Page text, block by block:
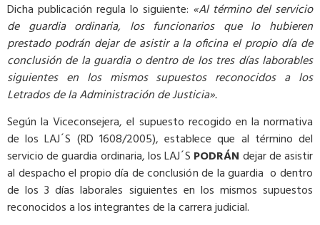
Dicha publicación regula lo siguiente: «Al término del servicio
de guardia ordinaria, los funcionarios que lo hubieren
prestado podrán dejar de asistir a la oficina el propio día de
conclusión de la guardia o dentro de los tres días laborables
siguientes en los mismos supuestos reconocidos a los
Letrados de la Administración de Justicia».
Según la Viceconsejera, el supuesto recogido en la normativa
de los LAJ´S (RD 1608/2005), establece que al término del
servicio de guardia ordinaria, los LAJ´S PODRÁN dejar de asistir
al despacho el propio día de conclusión de la guardia o dentro
de los 3 días laborales siguientes en los mismos supuestos
reconocidos a los integrantes de la carrera judicial.